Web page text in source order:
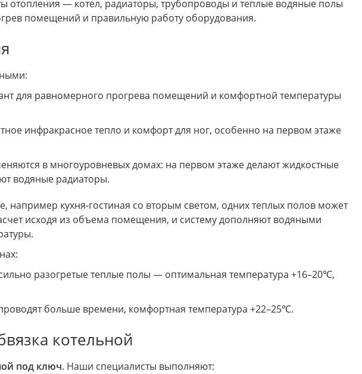
отопления — котел, радиаторы, трубопроводы и теплые водяные полы
помещений и правильную работу оборудования.
для равномерного прогрева помещений и комфортной температуры
инфракрасное тепло и комфорт для ног, особенно на первом этаже
в многоуровневых домах: на первом этаже делают жидкостные
водяные радиаторы.
кухня-гостиная со вторым светом, одних теплых полов может
исходя из объема помещения, и систему дополняют водяными
разогретые теплые полы — оптимальная температура +16–20℃,
больше времени, комфортная температура +22–25℃.
котельной
под ключ. Наши специалисты выполняют: